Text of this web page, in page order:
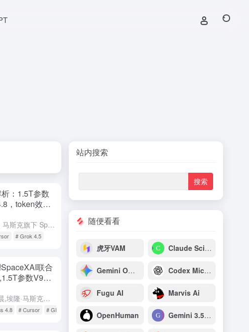
：1.5T参数
，token效率
摘要：2026年7月9日，马斯克旗下 SpaceXAI 突袭发布最强旗舰模型 Grok 4.5，基于全新 V9 架构、1.5 万亿参数，联合 Cursor 注入数万亿真实开发者交互数据训练而成。该模型...
# Grok 4.5
联合
参数V9底
摘要 2026年7月9日凌晨,埃隆·马斯克旗下SpaceXAI(原xAI)正式发布与AI编程初创公司Cursor联合训练的首款大模型Grok 4.5,这是SpaceXAI上市后推出的首款新品,也是60...
4.8 # Cursor # GPT-5.6
站内搜索
随便看看
虎牙VAM Claude Science
Gemini Omni Flash：谷歌原生多模态视频生成与推理模型 Codex Micro：OpenAI专为开发者打造的AI编程专用宏键盘
Fugu AI Marvis Ai
OpenHuman Gemini 3.5 Pro